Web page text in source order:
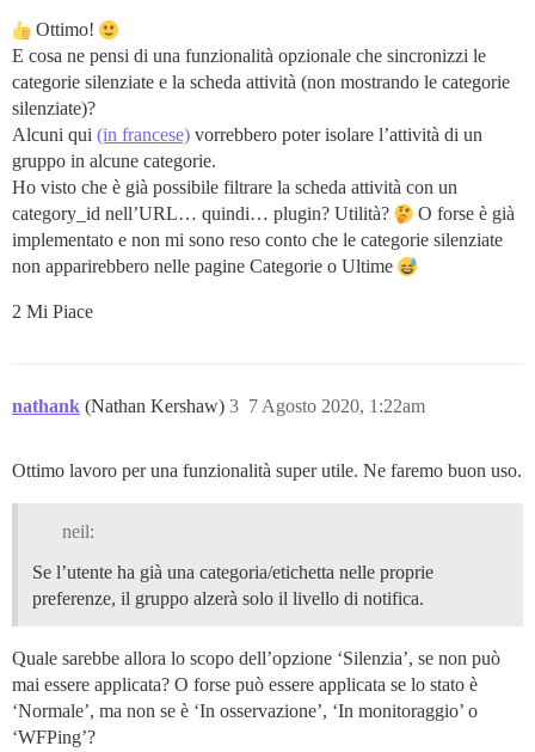
Ottimo!
E cosa ne pensi di una funzionalità opzionale che sincronizzi le
categorie silenziate e la scheda attività (non mostrando le categorie
silenziate)?
Alcuni qui (in francese) vorrebbero poter isolare l’attività di un
gruppo in alcune categorie.
Ho visto che è già possibile filtrare la scheda attività con un
category_id nell’URL… quindi… plugin? Utilità?
O forse è già
implementato e non mi sono reso conto che le categorie silenziate
non apparirebbero nelle pagine Categorie o Ultime
2 Mi Piace
nathank (Nathan Kershaw) 7 Agosto 2020, 1:22am
3
Ottimo lavoro per una funzionalità super utile. Ne faremo buon uso.
neil:
Se l’utente ha già una categoria/etichetta nelle proprie
preferenze, il gruppo alzerà solo il livello di notifica.
Quale sarebbe allora lo scopo dell’opzione ‘Silenzia’, se non può
mai essere applicata? O forse può essere applicata se lo stato è
‘Normale’, ma non se è ‘In osservazione’, ‘In monitoraggio’ o
‘WFPing’?